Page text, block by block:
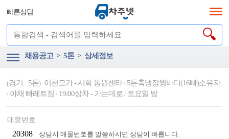
빠른상담
채용공고 > 5톤 > 상세정보
(경기 - 5톤) 이천모가 - 시화 동원센타/ 5톤축냉장윙바디(16빠)소유자
/ 야채 빠레트짐/ 19:00상차 - 가는데로/ 토요일 밤
매물번호
20308 상담시 매물번호를 말씀하시면 상담이 빠릅니다.